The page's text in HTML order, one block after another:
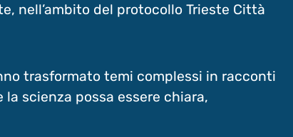
nell’ambito del protocollo Trieste Città
trasformato temi complessi in racconti
scienza possa essere chiara,